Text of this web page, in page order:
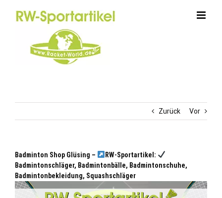
Zurück Vor
Badminton Shop Glüsing –
RW-Sportartikel:
Badmintonschläger, Badmintonbälle, Badmintonschuhe,
Badmintonbekleidung, Squashschläger